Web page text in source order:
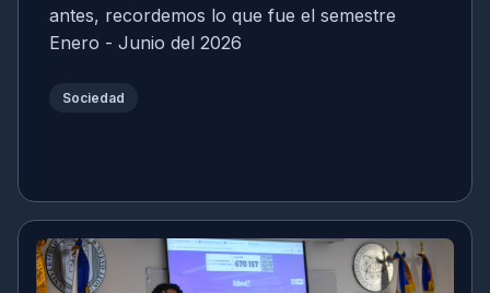
antes, recordemos lo que fue el semestre
Enero - Junio del 2026
Sociedad